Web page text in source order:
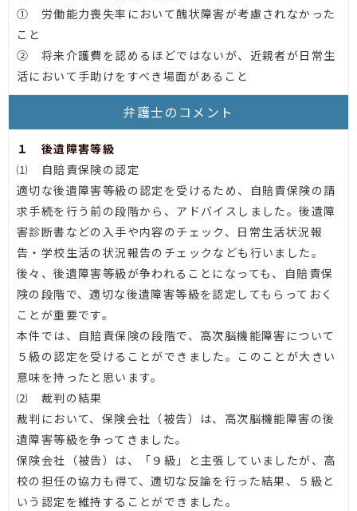
① 労働能力喪失率において醜状障害が考慮されなかった
こと
② 将来介護費を認めるほどではないが、近親者が日常生
活において手助けをすべき場面があること
弁護士のコメント
１ 後遺障害等級
⑴ 自賠責保険の認定
適切な後遺障害等級の認定を受けるため、自賠責保険の請
求手続を行う前の段階から、アドバイスしました。後遺障
害診断書などの入手や内容のチェック、日常生活状況報
告・学校生活の状況報告のチェックなども行いました。
後々、後遺障害等級が争われることになっても、自賠責保
険の段階で、適切な後遺障害等級を認定してもらっておく
ことが重要です。
本件では、自賠責保険の段階で、高次脳機能障害について
５級の認定を受けることができました。このことが大きい
意味を持ったと思います。
⑵ 裁判の結果
裁判において、保険会社（被告）は、高次脳機能障害の後
遺障害等級を争ってきました。
保険会社（被告）は、「９級」と主張していましたが、高
校の担任の協力も得て、適切な反論を行った結果、５級と
いう認定を維持することができました。